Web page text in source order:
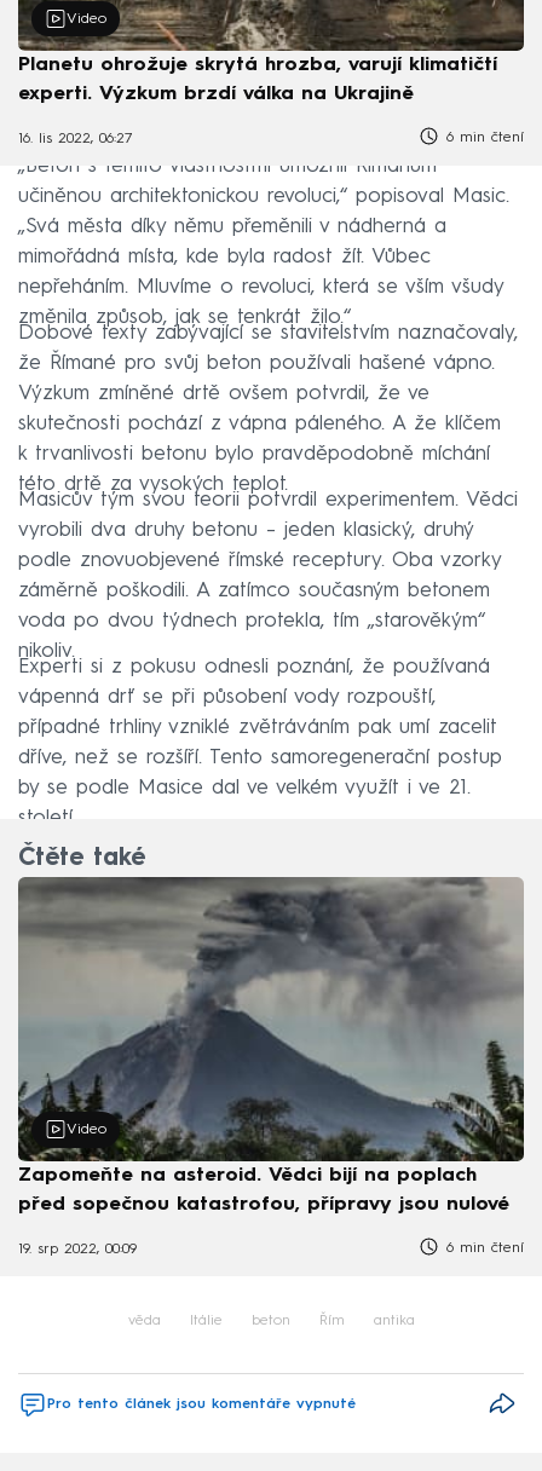
Video
Planetu ohrožuje skrytá hrozba, varují klimatičtí
experti. Výzkum brzdí válka na Ukrajině
16. lis 2022, 06:27 6 min čtení
„Beton s těmito vlastnostmi umožnil Římanům
učiněnou architektonickou revoluci,“ popisoval Masic.
„Svá města díky němu přeměnili v nádherná a
mimořádná místa, kde byla radost žít. Vůbec
nepřeháním. Mluvíme o revoluci, která se vším všudy
změnila způsob, jak se tenkrát žilo.“
Dobové texty zabývající se stavitelstvím naznačovaly,
že Římané pro svůj beton používali hašené vápno.
Výzkum zmíněné drtě ovšem potvrdil, že ve
skutečnosti pochází z vápna páleného. A že klíčem
k trvanlivosti betonu bylo pravděpodobně míchání
této drtě za vysokých teplot.
Masicův tým svou teorii potvrdil experimentem. Vědci
vyrobili dva druhy betonu – jeden klasický, druhý
podle znovuobjevené římské receptury. Oba vzorky
záměrně poškodili. A zatímco současným betonem
voda po dvou týdnech protekla, tím „starověkým“
nikoliv.
Experti si z pokusu odnesli poznání, že používaná
vápenná drť se při působení vody rozpouští,
případné trhliny vzniklé zvětráváním pak umí zacelit
dříve, než se rozšíří. Tento samoregenerační postup
by se podle Masice dal ve velkém využít i ve 21.
století.
Čtěte také
Video
Zapomeňte na asteroid. Vědci bijí na poplach
před sopečnou katastrofou, přípravy jsou nulové
19. srp 2022, 00:09 6 min čtení
věda Itálie beton Řím antika
Pro tento článek jsou komentáře vypnuté